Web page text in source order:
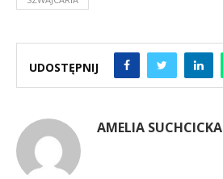
UDOSTĘPNIJ
AMELIA SUCHCICKA